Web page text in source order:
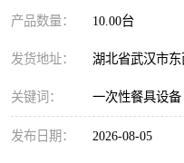
产品数量： 10.00台
发货地址： 湖北省武汉市
关键词： 一次性餐具设备
发布日期： 2026-08-05